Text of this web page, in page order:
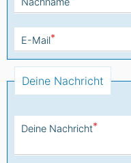
E-Mail*
Deine Nachricht
Deine Nachricht*